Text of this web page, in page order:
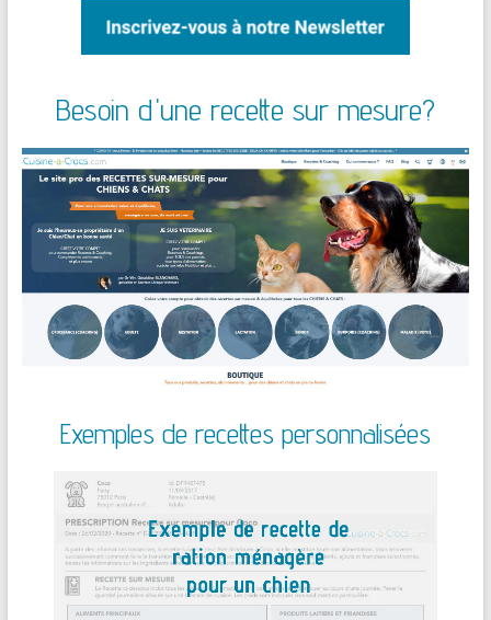
Besoin d'une recette sur mesure?
Exemples de recettes personnalisées